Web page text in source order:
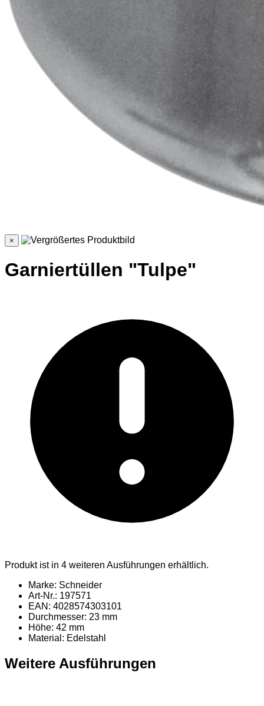
×
Garniertüllen "Tulpe"
Produkt ist in 4 weiteren Ausführungen erhältlich.
Marke: Schneider
Art-Nr.: 197571
EAN: 4028574303101
Durchmesser: 23 mm
Höhe: 42 mm
Material : Edelstahl
Weitere Ausführungen